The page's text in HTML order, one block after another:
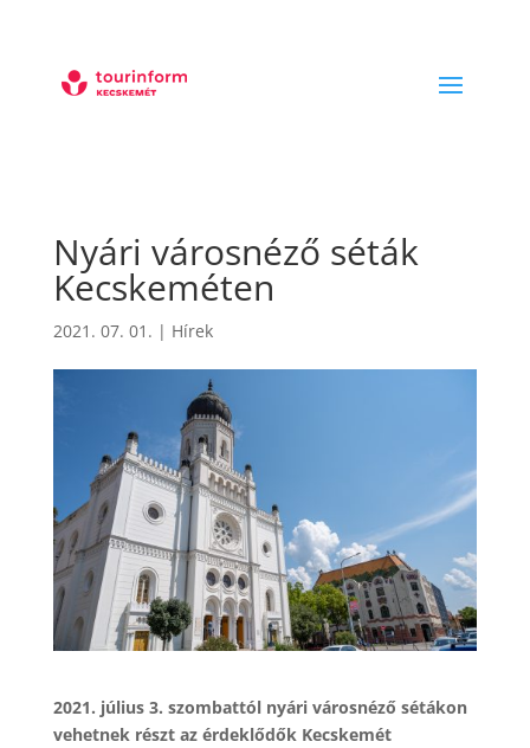
Nyári városnéző séták
Kecskeméten
2021. 07. 01. | Hírek
2021. július 3. szombattól nyári városnéző sétákon
vehetnek részt az érdeklődők Kecskemét